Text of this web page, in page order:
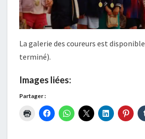
La galerie des coureurs est disponible
terminé).
Images liées:
Partager :